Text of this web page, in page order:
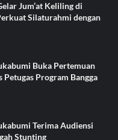
Jum’at Keliling di
Silaturahmi dengan
Buka Pertemuan
Petugas Program Bangga
Terima Audiensi
Stunting